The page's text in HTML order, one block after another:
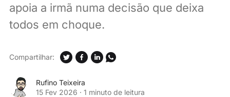
apoia a irmã numa decisão que deixa
todos em choque.
Rufino Teixeira
15 Fev 2026 · 1 minuto de leitura
Compartilhar: